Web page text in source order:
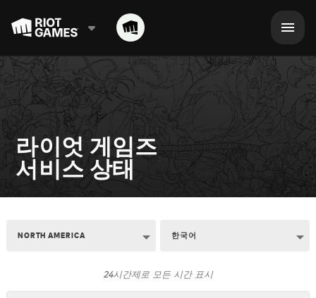
라이엇 게임즈
서비스 상태
NORTH AMERICA 한국어
24시간제로 모든 시간 표시